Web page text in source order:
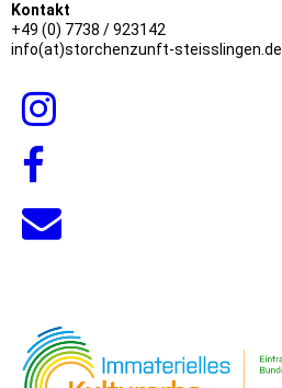
Kontakt
+49 (0) 7738 / 923142
info(at)storchenzunft-steisslingen.de